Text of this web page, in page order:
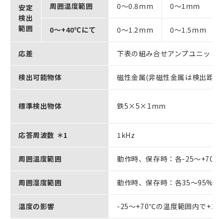
安定
検出
範囲
周囲温度範囲 0～0.8mm 0～1mm
0～+40℃にて 0～1.2mm 0～1.5mm
応差 下表の組み合せアンプユニット
検出可能物体 磁性金属(非磁性金属は検出距
標準検出物体 鉄5×5×1mm
応答周波数 ＊1 1kHz
周囲温度範囲 動作時、保存時：各-25～
周囲湿度範囲 動作時、保存時：各35～
温度の影響 -25～+70℃の温度範囲内で